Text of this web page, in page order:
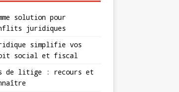
solution pour
juridiques
simplifie vos
social et fiscal
de litige : recours et